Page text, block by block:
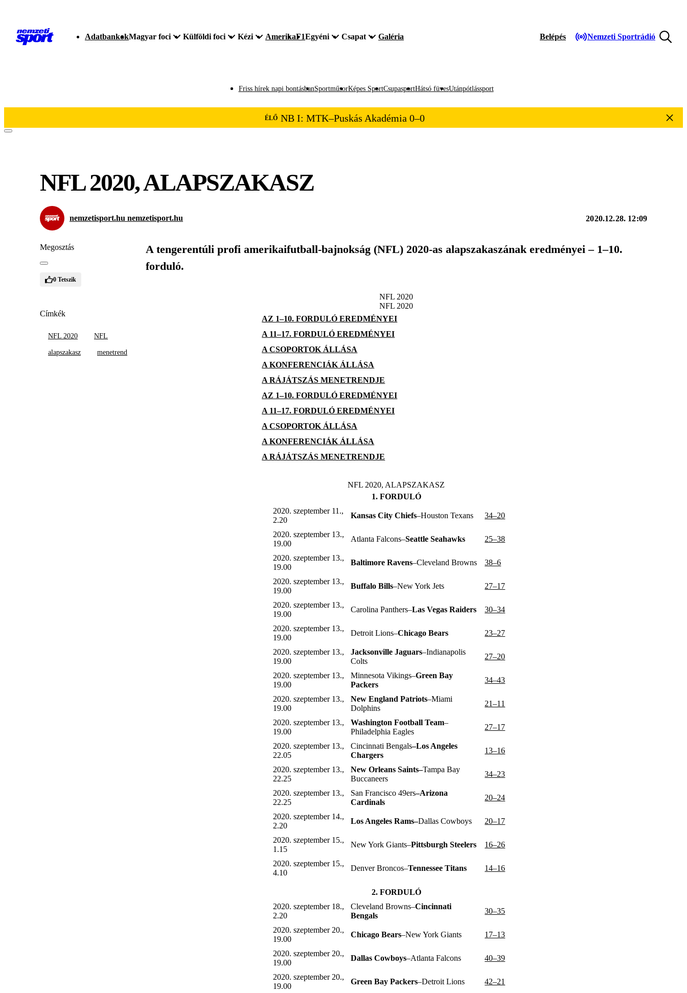
AdatbankokMagyar foci Külföldi foci Kézi AmerikaF1Egyéni Csapat Galéria Belépés Nemzeti Sportrádió
Friss hírek napi bontásbanSportműsorKépes SportCsupasportHátsó füvesUtánpótlássport
ÉLŐ NB I: MTK–Puskás Akadémia 0–0
NFL 2020, ALAPSZAKASZ
nemzetisport.hu nemzetisport.hu 2020.12.28. 12:09
Megosztás
0 Tetszik
Címkék
NFL 2020 NFL
alapszakasz menetrend
A tengerentúli profi amerikaifutball-bajnokság (NFL) 2020-as alapszakaszának eredményei – 1–10.
forduló.
NFL 2020
AZ 1–10. FORDULÓ EREDMÉNYEI
A 11–17. FORDULÓ EREDMÉNYEI
A CSOPORTOK ÁLLÁSA
A KONFERENCIÁK ÁLLÁSA
A RÁJÁTSZÁS MENETRENDJE
NFL 2020
AZ 1–10. FORDULÓ EREDMÉNYEI
A 11–17. FORDULÓ EREDMÉNYEI
A CSOPORTOK ÁLLÁSA
A KONFERENCIÁK ÁLLÁSA
A RÁJÁTSZÁS MENETRENDJE
NFL 2020, ALAPSZAKASZ
1. FORDULÓ
2020. szeptember 11.,
2.20
Kansas City Chiefs–Houston Texans 34–20
2020. szeptember 13.,
19.00
Atlanta Falcons–Seattle Seahawks 25–38
2020. szeptember 13.,
19.00
Baltimore Ravens–Cleveland Browns 38–6
2020. szeptember 13.,
19.00
Buffalo Bills–New York Jets 27–17
2020. szeptember 13.,
19.00
Carolina Panthers–Las Vegas Raiders 30–34
2020. szeptember 13.,
19.00
Detroit Lions–Chicago Bears 23–27
2020. szeptember 13.,
19.00
Jacksonville Jaguars–Indianapolis
Colts
27–20
2020. szeptember 13.,
19.00
Minnesota Vikings–Green Bay
Packers
34–43
2020. szeptember 13.,
19.00
New England Patriots–Miami
Dolphins
21–11
2020. szeptember 13.,
19.00
Washington Football Team–
Philadelphia Eagles
27–17
2020. szeptember 13.,
22.05
Cincinnati Bengals–Los Angeles
Chargers
13–16
2020. szeptember 13.,
22.25
New Orleans Saints–Tampa Bay
Buccaneers
34–23
2020. szeptember 13.,
22.25
San Francisco 49ers–Arizona
Cardinals
20–24
2020. szeptember 14.,
2.20
Los Angeles Rams–Dallas Cowboys 20–17
2020. szeptember 15.,
1.15
New York Giants–Pittsburgh Steelers 16–26
2020. szeptember 15.,
4.10
Denver Broncos–Tennessee Titans 14–16
2. FORDULÓ
2020. szeptember 18.,
2.20
Cleveland Browns–Cincinnati
Bengals
30–35
2020. szeptember 20.,
19.00
Chicago Bears–New York Giants 17–13
2020. szeptember 20.,
19.00
Dallas Cowboys–Atlanta Falcons 40–39
2020. szeptember 20.,
19.00
Green Bay Packers–Detroit Lions 42–21